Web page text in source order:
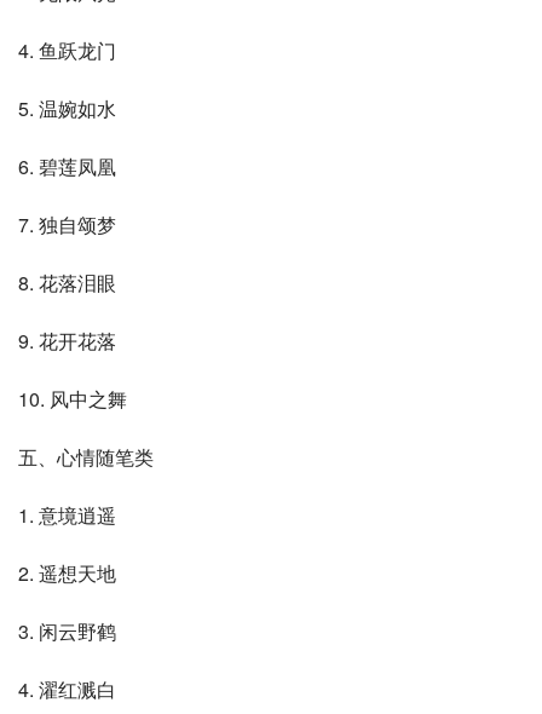
4. 鱼跃龙门
5. 温婉如水
6. 碧莲凤凰
7. 独自颂梦
8. 花落泪眼
9. 花开花落
10. 风中之舞
五、心情随笔类
1. 意境逍遥
2. 遥想天地
3. 闲云野鹤
4. 濯红溅白